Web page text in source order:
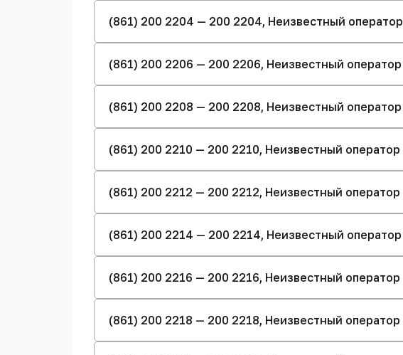
(861) 200 2204 — 200 2204, Неизвестный оператор
(861) 200 2206 — 200 2206, Неизвестный оператор
(861) 200 2208 — 200 2208, Неизвестный оператор
(861) 200 2210 — 200 2210, Неизвестный оператор
(861) 200 2212 — 200 2212, Неизвестный оператор
(861) 200 2214 — 200 2214, Неизвестный оператор
(861) 200 2216 — 200 2216, Неизвестный оператор
(861) 200 2218 — 200 2218, Неизвестный оператор